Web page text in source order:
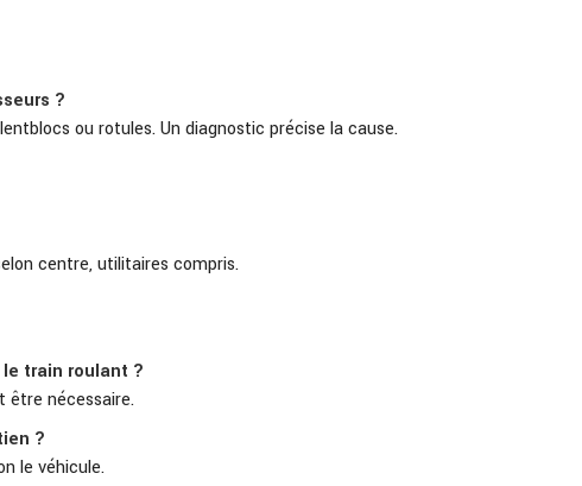
?
ou rotules. Un diagnostic précise la cause.
centre, utilitaires compris.
train roulant ?
être nécessaire.
?
le véhicule.